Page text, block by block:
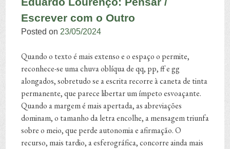
Escrever com o Outro
Posted on 23/05/2024
Quando o texto é mais extenso e o espaço o permite,
reconhece-se uma chuva oblíqua de qq, pp, ff e gg
alongados, sobretudo se a escrita recorre à caneta de tinta
permanente, que parece libertar um ímpeto esvoaçante.
Quando a margem é mais apertada, as abreviações
dominam, o tamanho da letra encolhe, a mensagem triunfa
sobre o meio, que perde autonomia e afirmação. O
recurso, mais tardio, a esferográfica, concorre ainda mais